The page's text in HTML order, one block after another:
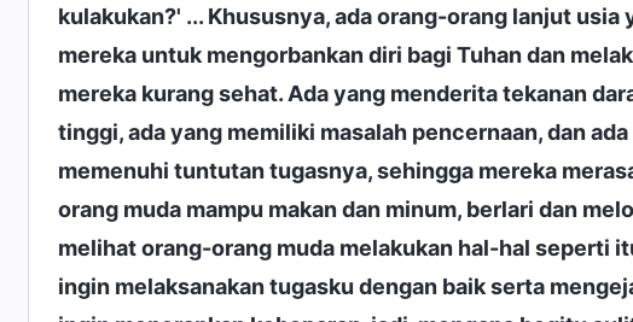
kulakukan?' ... Khususnya, ada orang-orang lanjut
mereka untuk mengorbankan diri bagi Tuhan dan
mereka kurang sehat. Ada yang menderita tekanan
tinggi, ada yang memiliki masalah pencernaan, dan
memenuhi tuntutan tugasnya, sehingga mereka
orang muda mampu makan dan minum, berlari dan
melihat orang-orang muda melakukan hal-hal seperti
ingin melaksanakan tugasku dengan baik serta